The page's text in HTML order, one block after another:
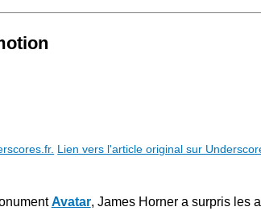
Lien vers l'article original sur
Avatar, James Hornera surpris les